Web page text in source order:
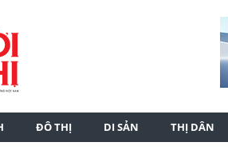
ĐÔ THỊ DI SẢN THỊ DÂN